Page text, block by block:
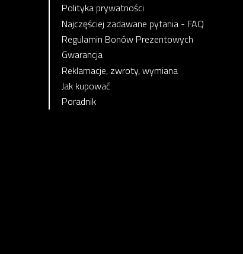
Polityka prywatności
Najczęściej zadawane pytania - FAQ
Regulamin Bonów Prezentowych
Gwarancja
Reklamacje, zwroty, wymiana
Jak kupować
Poradnik